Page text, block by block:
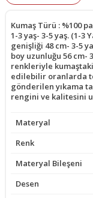
Kumaş Türü : %100
1-3 yaş- 3-5 yaş. (1-3
genişliği 48 cm- 3-5
boy uzunluğu 56 cm-
renkleriyle
edilebilir oranlarda
gönderilen yıkama
rengini ve kalitesini
Materyal
Renk
Materyal Bileşeni
Desen